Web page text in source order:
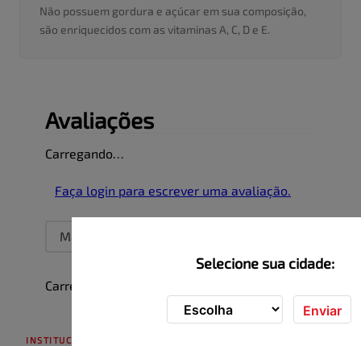
Selecione sua cidade:
Enviar
Não possuem gordura e açúcar em sua composição,
são enriquecidos com as vitaminas A, C, D e E.
Avaliações
Carregando…
Faça login para escrever uma avaliação.
Mais recentes
Carregando avaliações…
INSTITUCIONAL